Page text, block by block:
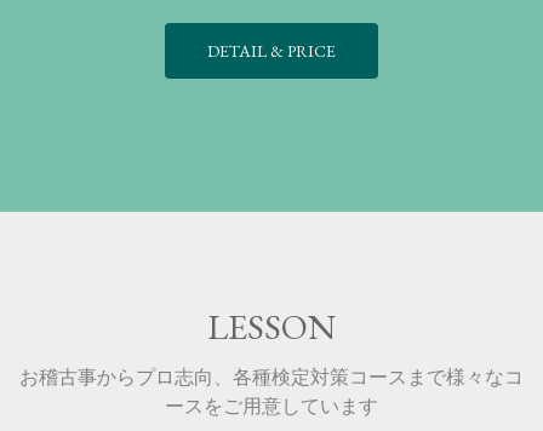
LESSON
お稽古事からプロ志向、各種検定対策コースまで様々なコ
ースをご用意しています
DETAIL & PRICE